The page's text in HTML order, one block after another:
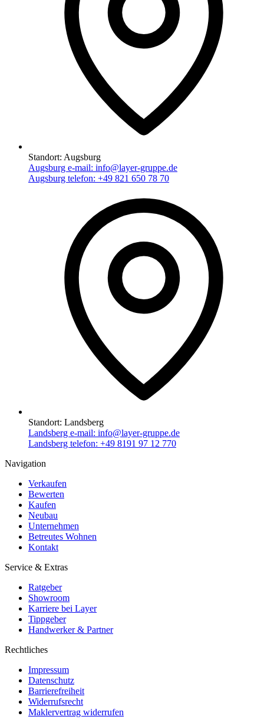
Standort: Augsburg
Augsburg e-mail: info@layer-gruppe.de
Augsburg telefon: +49 821 650 78 70
Standort: Landsberg
Landsberg e-mail: info@layer-gruppe.de
Landsberg telefon: +49 8191 97 12 770
Navigation
Verkaufen
Bewerten
Kaufen
Neubau
Unternehmen
Betreutes Wohnen
Kontakt
Service & Extras
Ratgeber
Showroom
Karriere bei Layer
Tippgeber
Handwerker & Partner
Rechtliches
Impressum
Datenschutz
Barrierefreiheit
Widerrufsrecht
Maklervertrag widerrufen